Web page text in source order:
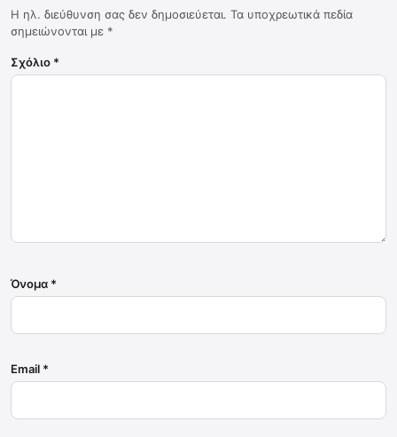
Η ηλ. διεύθυνση σας δεν δημοσιεύεται. Τα υποχρεωτικά πεδία
σημειώνονται με *
Σχόλιο *
Όνομα *
Email *